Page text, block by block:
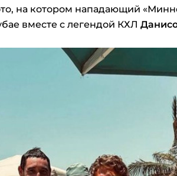
на котором нападающий
вместе с легендой КХЛ